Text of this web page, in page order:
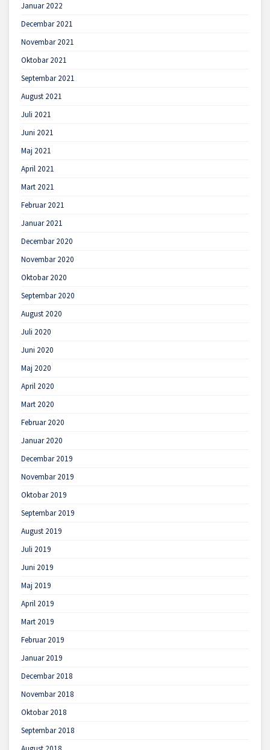
Januar 2022
Decembar 2021
Novembar 2021
Oktobar 2021
Septembar 2021
August 2021
Juli 2021
Juni 2021
Maj 2021
April 2021
Mart 2021
Februar 2021
Januar 2021
Decembar 2020
Novembar 2020
Oktobar 2020
Septembar 2020
August 2020
Juli 2020
Juni 2020
Maj 2020
April 2020
Mart 2020
Februar 2020
Januar 2020
Decembar 2019
Novembar 2019
Oktobar 2019
Septembar 2019
August 2019
Juli 2019
Juni 2019
Maj 2019
April 2019
Mart 2019
Februar 2019
Januar 2019
Decembar 2018
Novembar 2018
Oktobar 2018
Septembar 2018